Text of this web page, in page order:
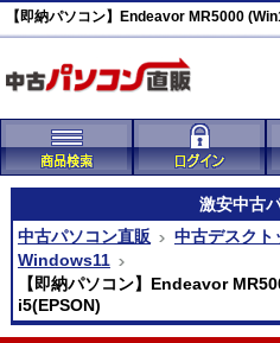
【即納パソコン】Endeavor MR5000
激安中古
中古パソコン直販
中古デスクト
Windows11
【即納パソコン】Endeavor
i5(EPSON)